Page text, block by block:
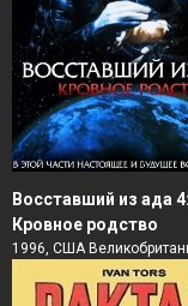
Восставший из ада 4:
Кровное родство
1996, США